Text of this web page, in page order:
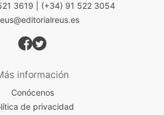
3619
(+34) 91 522 3054
información
Conócenos
de privacidad